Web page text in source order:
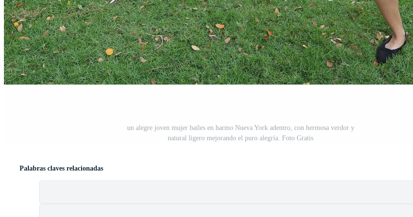
un alegre joven mujer bailes en harmo Nueva York adentro, con hermosa verdor y
natural ligero mejorando el puro alegría. Foto Gratis
Palabras claves relacionadas